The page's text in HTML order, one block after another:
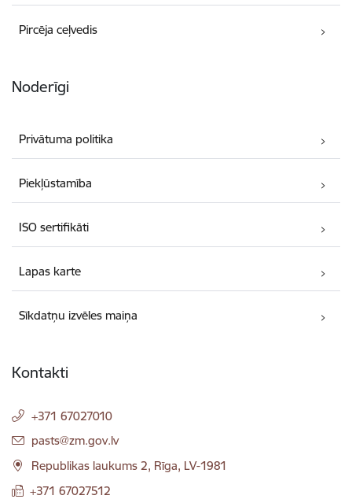
Pircēja ceļvedis
Noderīgi
Privātuma politika
Piekļūstamība
ISO sertifikāti
Lapas karte
Sīkdatņu izvēles maiņa
Kontakti
+371 67027010
E-pasts:
pasts@zm.gov.lv
Republikas laukums 2, Rīga, LV-1981
+371 67027512